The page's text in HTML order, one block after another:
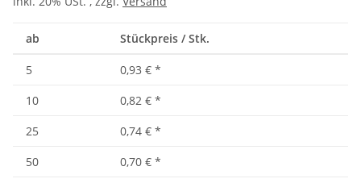
ab Stückpreis / Stk.
5 0,93 € *
10
0,82 € *
25
0,74 € *
50
0,70 € *